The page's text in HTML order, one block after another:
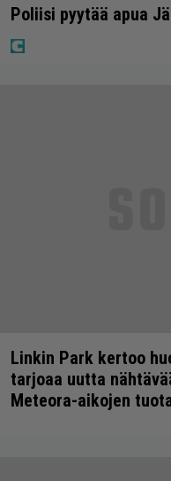
Poliisi pyytää apua
Linkin Park kertoo
tarjoaa uutta
Meteora-aikojen